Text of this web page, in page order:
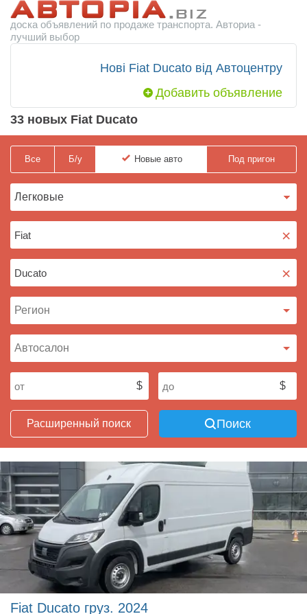
доска объявлений по продаже транспорта. Авториа -
лучший выбор
Нові Fiat Ducato від Автоцентру
Добавить объявление
33 новых Fiat Ducato
Все Б/у Новые авто Под пригон
×
×
Расширенный поиск Поиск
Fiat Ducato груз. 2024